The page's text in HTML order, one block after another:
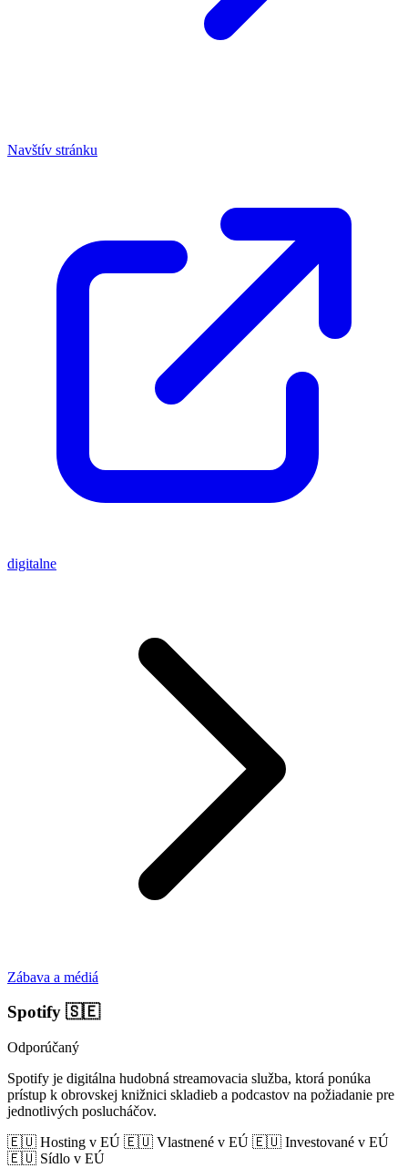
Navštív stránku
digitalne
Zábava a médiá
Spotify 🇸🇪
Odporúčaný
Spotify je digitálna hudobná streamovacia služba, ktorá ponúka
prístup k obrovskej knižnici skladieb a podcastov na požiadanie pre
jednotlivých poslucháčov.
🇪🇺 Hosting v EÚ 🇪🇺 Vlastnené v EÚ 🇪🇺 Investované v EÚ
🇪🇺 Sídlo v EÚ